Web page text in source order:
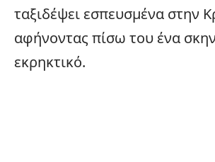
ταξιδέψει εσπευσμένα στην
αφήνοντας πίσω του ένα
εκρηκτικό.